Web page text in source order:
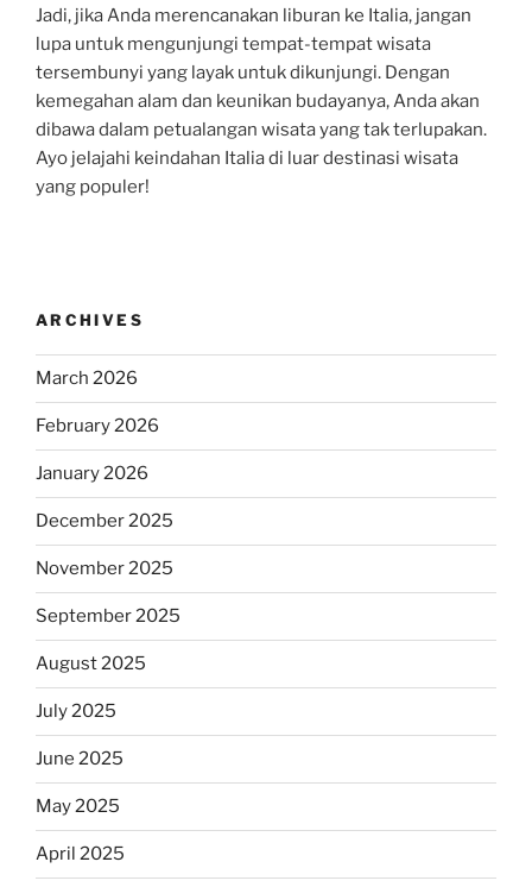
Jadi, jika Anda merencanakan liburan ke Italia, jangan
lupa untuk mengunjungi tempat-tempat wisata
tersembunyi yang layak untuk dikunjungi. Dengan
kemegahan alam dan keunikan budayanya, Anda akan
dibawa dalam petualangan wisata yang tak terlupakan.
Ayo jelajahi keindahan Italia di luar destinasi wisata
yang populer!
ARCHIVES
March 2026
February 2026
January 2026
December 2025
November 2025
September 2025
August 2025
July 2025
June 2025
May 2025
April 2025